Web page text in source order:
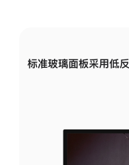
标准玻璃面板采用低